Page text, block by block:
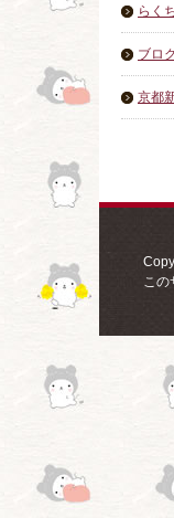
らく
ブロ
京都
この